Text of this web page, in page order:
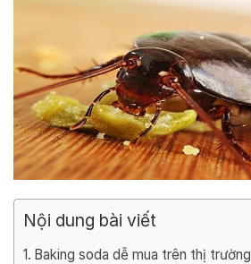
Nội dung bài viết
Baking soda dễ mua trên thị trường